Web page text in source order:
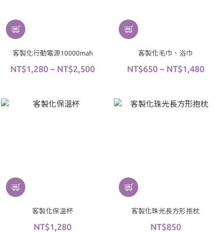
客製化行動電源10000mah
NT$1,280 ~ NT$2,500
客製化毛巾、浴巾
NT$650 ~ NT$1,480
客製化保溫杯
NT$1,280
客製化珠光長方形抱枕
NT$850